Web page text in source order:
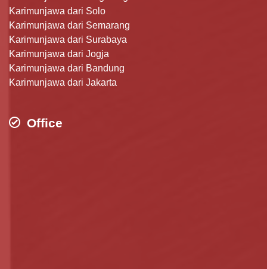
Karimunjawa dari Solo
Karimunjawa dari Semarang
Karimunjawa dari Surabaya
Karimunjawa dari Jogja
Karimunjawa dari Bandung
Karimunjawa dari Jakarta
Office